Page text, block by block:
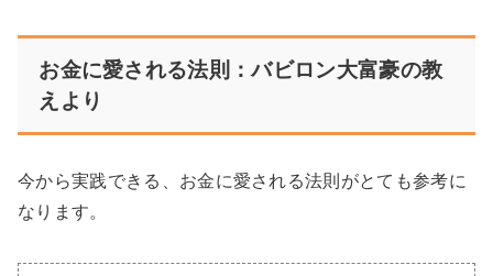
お金に愛される法則：バビロン大富豪の教
えより
今から実践できる、お金に愛される法則がとても参考に
なります。